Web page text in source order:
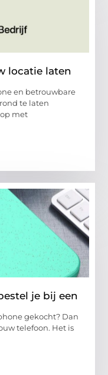
locatie laten
en betrouwbare
te laten
met
je bij een
gekocht? Dan
telefoon. Het is